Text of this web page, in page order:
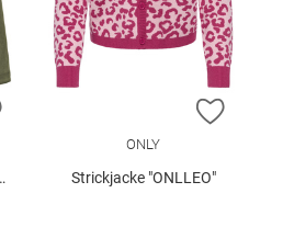
ZUR WUNSCHLISTE HINZUFÜGEN
ZUR
ONLY
Strickjacke "ONLLEO"